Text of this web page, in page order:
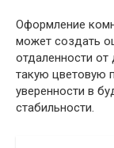
Оформление
может создать
отдаленности
такую цветовую
уверенности в
стабильности.